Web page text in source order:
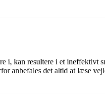
i, kan resultere i et ineffektivt
anbefales det altid at læse